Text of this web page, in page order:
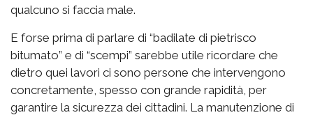
qualcuno si faccia male.
E forse prima di parlare di “badilate di pietrisco
bitumato” e di “scempi” sarebbe utile ricordare che
dietro quei lavori ci sono persone che intervengono
concretamente, spesso con grande rapidità, per
garantire la sicurezza dei cittadini. La manutenzione di